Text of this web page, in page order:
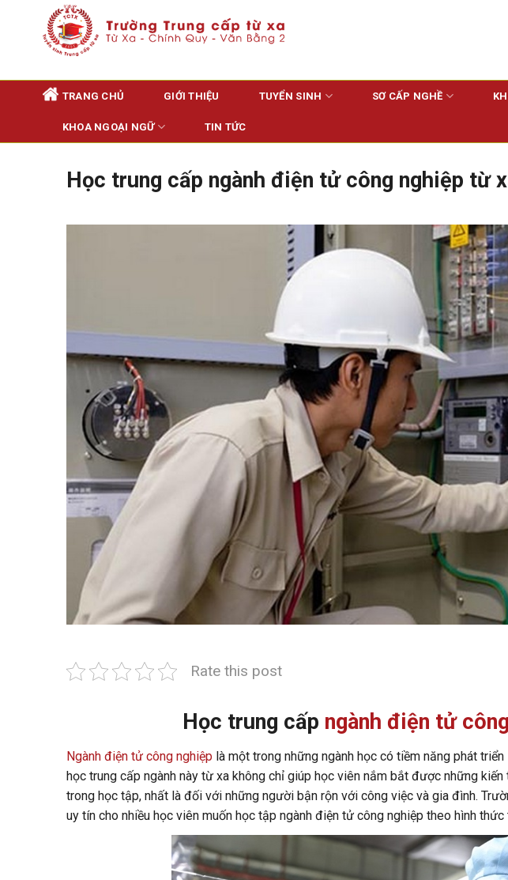
TRANG CHỦ GIỚI THIỆU TUYỂN SINH SƠ CẤP NGHỀ
KHOA NGOẠI NGỮ TIN TỨC
Học trung cấp ngành điện tử công nghiệp từ
Rate this post
Học trung cấp ngành điện tử
Ngành điện tử công nghiệp là một trong những ngành học có tiềm năng phát
học trung cấp ngành này từ xa không chỉ giúp học viên nắm bắt được những
trong học tập, nhất là đối với những người bận rộn với công việc và gia đình.
uy tín cho nhiều học viên muốn học tập ngành điện tử công nghiệp theo hình thức